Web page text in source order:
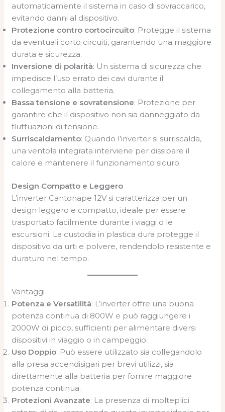
automaticamente il sistema in caso di sovraccarico,
evitando danni al dispositivo.
Protezione contro cortocircuito: Protegge il sistema
da eventuali corto circuiti, garantendo una maggiore
durata e sicurezza.
Inversione di polarità: Un sistema di sicurezza che
impedisce l’uso errato dei cavi durante il
collegamento alla batteria.
Bassa tensione e sovratensione: Protezione per
garantire che il dispositivo non sia danneggiato da
fluttuazioni di tensione.
Surriscaldamento: Quando l’inverter si surriscalda,
una ventola integrata interviene per dissipare il
calore e mantenere il funzionamento sicuro.
Design Compatto e Leggero
L’inverter Cantonape 12V si caratterizza per un
design leggero e compatto, ideale per essere
trasportato facilmente durante i viaggi o le
escursioni. La custodia in plastica dura protegge il
dispositivo da urti e polvere, rendendolo resistente e
duraturo nel tempo.
Vantaggi
Potenza e Versatilità: L’inverter offre una buona
potenza continua di 800W e può raggiungere i
2000W di picco, sufficienti per alimentare diversi
dispositivi in viaggio o in campeggio.
Uso Doppio: Può essere utilizzato sia collegandolo
alla presa accendisigari per brevi utilizzi, sia
direttamente alla batteria per fornire maggiore
potenza continua.
Protezioni Avanzate: La presenza di molteplici